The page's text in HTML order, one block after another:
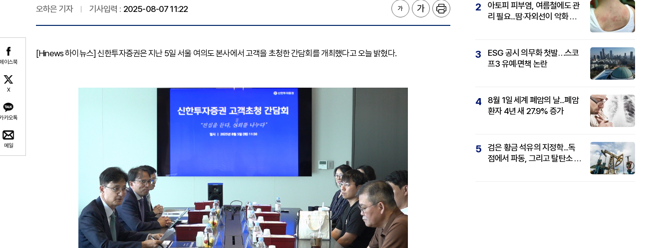
이스북
X
카오톡
메일
오하은 기자 기사입력 : 2025-08-07 11:22
[Hinews 하이뉴스] 신한투자증권은 지난 5일 서울 여의도 본사에서 고객을 초청한 간담회를 개최했다고 오늘 밝혔다.
2
아토피 피부염, 여름철에도 관
리 필요...땀·자외선이 악화 요
3
ESG 공시 의무화 첫발…스코
프3 유예·면책 논란
4
8월 1일 세계 폐암의 날...폐암
환자 4년 새 27.9% 증가
5
검은 황금 석유의 지정학...독
점에서 파동, 그리고 탈탄소 패